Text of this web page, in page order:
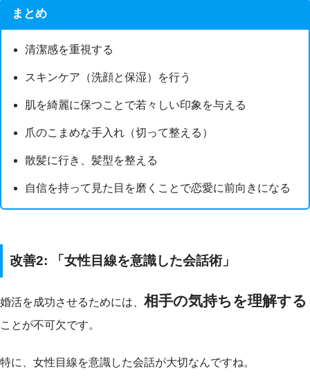
まとめ
清潔感を重視する
スキンケア（洗顔と保湿）を行う
肌を綺麗に保つことで若々しい印象を与える
爪のこまめな手入れ（切って整える）
散髪に行き、髪型を整える
自信を持って見た目を磨くことで恋愛に前向きになる
改善2: 「女性目線を意識した会話術」
婚活を成功させるためには、 相手の気持ちを理解する
ことが不可欠です。
特に、女性目線を意識した会話が大切なんですね。